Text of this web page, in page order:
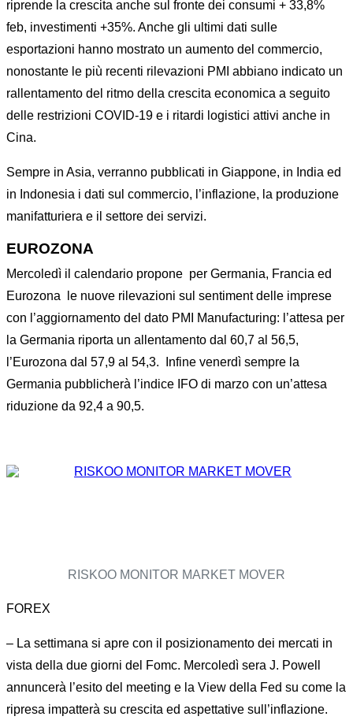
riprende la crescita anche sul fronte dei consumi + 33,8%
feb, investimenti +35%. Anche gli ultimi dati sulle
esportazioni hanno mostrato un aumento del commercio,
nonostante le più recenti rilevazioni PMI abbiano indicato un
rallentamento del ritmo della crescita economica a seguito
delle restrizioni COVID-19 e i ritardi logistici attivi anche in
Cina.
Sempre in Asia, verranno pubblicati in Giappone, in India ed
in Indonesia i dati sul commercio, l’inflazione, la produzione
manifatturiera e il settore dei servizi.
EUROZONA
Mercoledì il calendario propone per Germania, Francia ed
Eurozona
le nuove rilevazioni sul sentiment delle imprese
con l’aggiornamento del dato PMI Manufacturing: l’attesa per
la Germania riporta un allentamento dal 60,7 al 56,5,
l’Eurozona dal 57,9 al 54,3.
Infine venerdì sempre la
Germania pubblicherà l’indice IFO di marzo con un’attesa
riduzione da 92,4 a 90,5.
RISKOO MONITOR MARKET MOVER
FOREX
– La settimana si apre con il posizionamento dei mercati in
vista della due giorni del Fomc. Mercoledì sera J. Powell
annuncerà l’esito del meeting e la View della Fed su come la
ripresa impatterà su crescita ed aspettative sull’inflazione.